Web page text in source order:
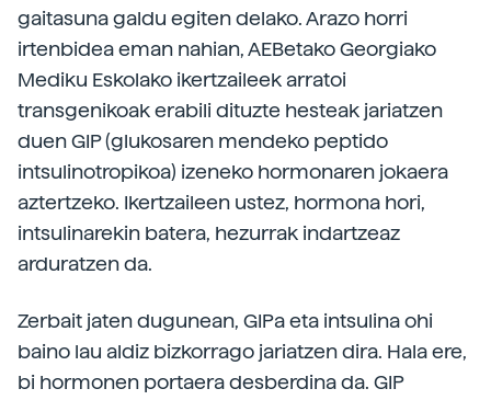
gaitasuna galdu egiten delako. Arazo horri
irtenbidea eman nahian, AEBetako Georgiako
Mediku Eskolako ikertzaileek arratoi
transgenikoak erabili dituzte hesteak jariatzen
duen GIP (glukosaren mendeko peptido
intsulinotropikoa) izeneko hormonaren jokaera
aztertzeko. Ikertzaileen ustez, hormona hori,
intsulinarekin batera, hezurrak indartzeaz
arduratzen da.
Zerbait jaten dugunean, GIPa eta intsulina ohi
baino lau aldiz bizkorrago jariatzen dira. Hala ere,
bi hormonen portaera desberdina da. GIP